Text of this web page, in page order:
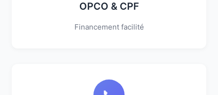
OPCO & CPF
Financement facilité